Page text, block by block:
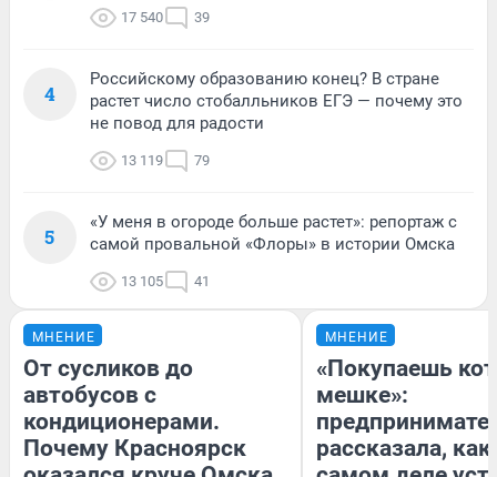
17 540 39
4
Российскому образованию конец? В стране
растет число стобалльников ЕГЭ — почему это
не повод для радости
13 119 79
5
«У меня в огороде больше растет»: репортаж с
самой провальной «Флоры» в истории Омска
13 105 41
МНЕНИЕ
От сусликов до
автобусов с
кондиционерами.
Почему Красноярск
МНЕНИЕ
«Покупаешь
мешке»:
рассказала, как